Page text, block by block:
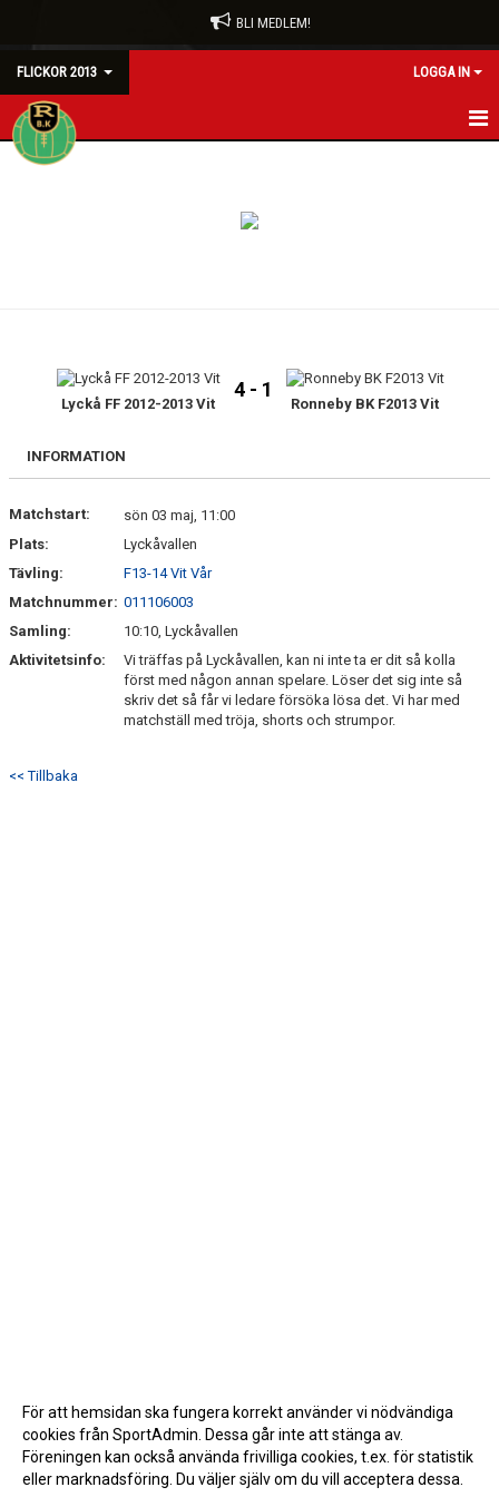
BLI MEDLEM!
FLICKOR 2013 LOGGA IN
HEM
BILDGALLERI
DOKUMENT
Lyckå FF 2012-2013 Vit
4 - 1
Ronneby BK F2013 Vit
INFORMATION
Matchstart:
sön 03 maj, 11:00
Plats:
Lyckåvallen
Tävling:
F13-14 Vit Vår
Matchnummer: 011106003
Samling:
10:10, Lyckåvallen
Aktivitetsinfo:
Vi träffas på Lyckåvallen, kan ni inte ta er dit så kolla
först med någon annan spelare. Löser det sig inte så
skriv det så får vi ledare försöka lösa det. Vi har med
matchställ med tröja, shorts och strumpor.
<< Tillbaka
För att hemsidan ska fungera korrekt använder vi nödvändiga
cookies från SportAdmin. Dessa går inte att stänga av.
Föreningen kan också använda frivilliga cookies, t.ex. för statistik
eller marknadsföring. Du väljer själv om du vill acceptera dessa.